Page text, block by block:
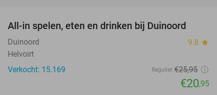
All-in spelen, eten en drinken bij Duinoord
Duinoord 9.8 star
Helvoirt
Verkocht: 15.169
Regulier €25,95
€20,95